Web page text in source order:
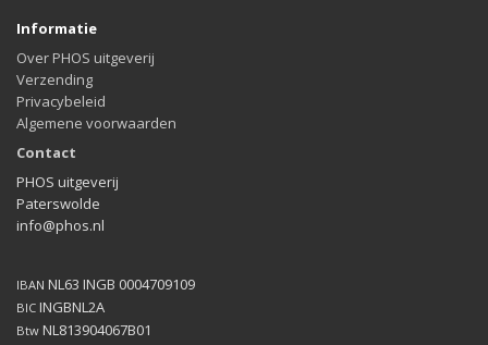
Informatie
Over PHOS uitgeverij
Verzending
Privacybeleid
Algemene voorwaarden
Contact
PHOS uitgeverij
Paterswolde
info@phos.nl
IBAN NL63 INGB 0004709109
BIC INGBNL2A
Btw NL813904067B01